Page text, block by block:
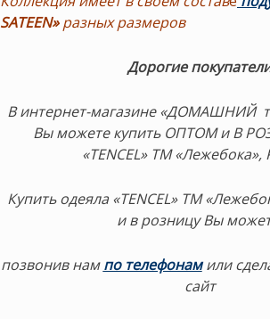
SATEEN»разных размеров
Дорогие
В интернет-магазине «ДОМАШНИЙ
Вы можете купить ОПТОМ и В
«TENCEL» ТМ «Лежебока»,
Купить одеяла «TENCEL» ТМ
и в розницу Вы
позвонив нампо телефонам или
сайт